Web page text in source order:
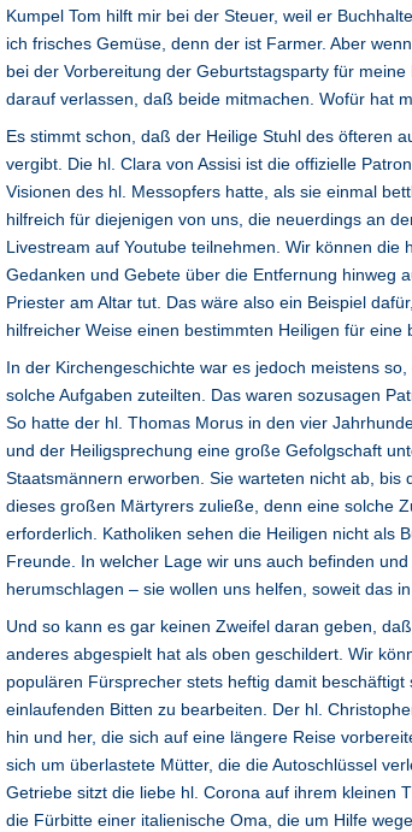
Kumpel Tom hilft mir bei der Steuer, weil er
ich frisches Gemüse, denn der ist Farmer. Aber
bei der Vorbereitung der Geburtstagsparty für
darauf verlassen, daß beide mitmachen. Wofür hat
Es stimmt schon, daß der Heilige Stuhl des öfteren
vergibt. Die hl. Clara von Assisi ist die offizielle
Visionen des hl. Messopfers hatte, als sie einmal
hilfreich für diejenigen von uns, die neuerdings an
Livestream auf Youtube teilnehmen. Wir können die
Gedanken und Gebete über die Entfernung hinweg
Priester am Altar tut. Das wäre also ein Beispiel
hilfreicher Weise einen bestimmten Heiligen für eine
In der Kirchengeschichte war es jedoch meistens
solche Aufgaben zuteilten. Das waren sozusagen
So hatte der hl. Thomas Morus in den vier
und der Heiligsprechung eine große Gefolgschaft
Staatsmännern erworben. Sie warteten nicht ab, bis
dieses großen Märtyrers zuließe, denn eine solche
erforderlich. Katholiken sehen die Heiligen nicht als
Freunde. In welcher Lage wir uns auch befinden
herumschlagen – sie wollen uns helfen, soweit das
Und so kann es gar keinen Zweifel daran geben,
anderes abgespielt hat als oben geschildert. Wir
populären Fürsprecher stets heftig damit beschäftigt
einlaufenden Bitten zu bearbeiten. Der hl.
hin und her, die sich auf eine längere Reise
sich um überlastete Mütter, die die Autoschlüssel
Getriebe sitzt die liebe hl. Corona auf ihrem kleinen
die Fürbitte einer italienische Oma, die um Hilfe